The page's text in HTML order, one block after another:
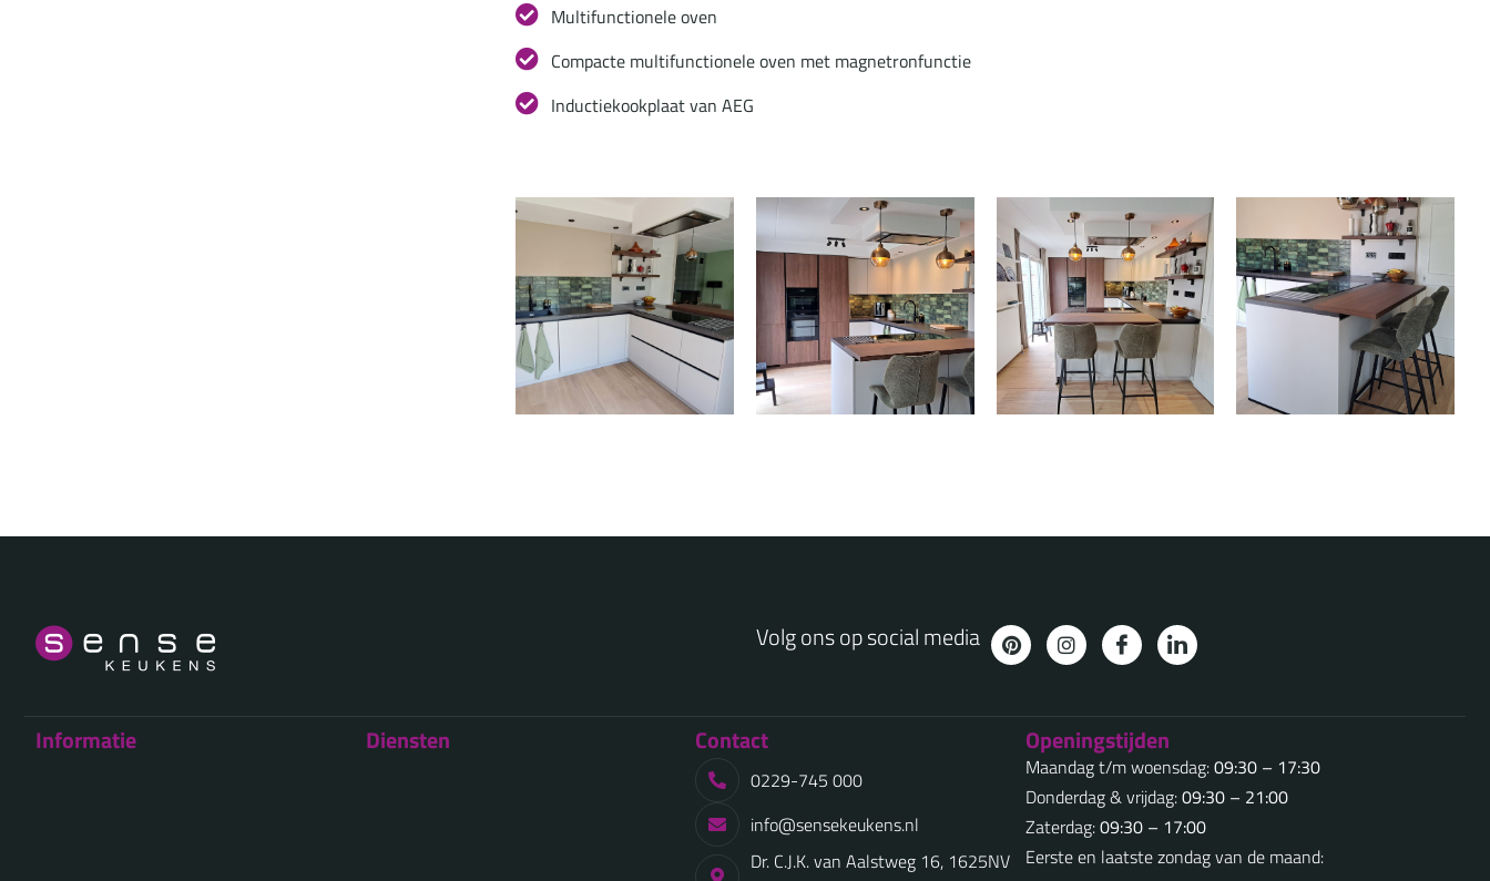
Multifunctionele oven
Compacte multifunctionele oven met magnetronfunctie
Inductiekookplaat van AEG
Volg ons op social media
Informatie Diensten Contact
0229-745 000
info@sensekeukens.nl
Dr. C.J.K. van Aalstweg 16, 1625NV
Openingstijden
Maandag t/m woensdag:09:30 – 17:30
Donderdag & vrijdag:09:30 – 21:00
Zaterdag:09:30 – 17:00
Eerste en laatste zondag van de maand: